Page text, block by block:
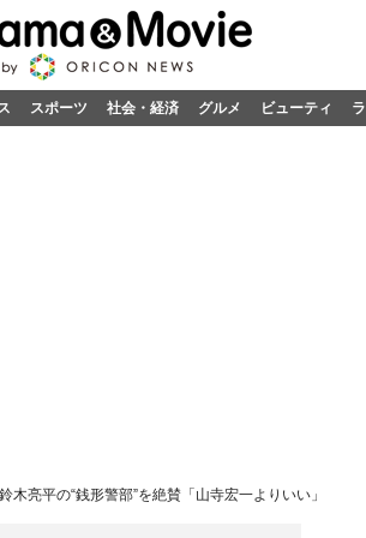
スポーツ 社会・経済 グルメ ビューティ
木亮平の“銭形警部”を絶賛「山寺宏一よりいい」